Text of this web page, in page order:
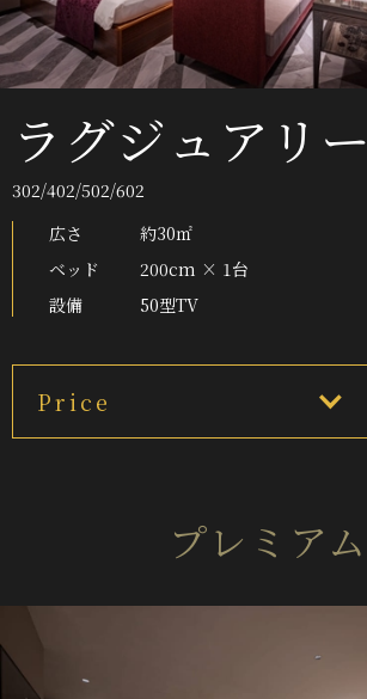
ラグジュアリー
302/402/502/602
広さ
約30㎡
ベッド
200cm × 1台
設備
50型TV
Price
プレミアム